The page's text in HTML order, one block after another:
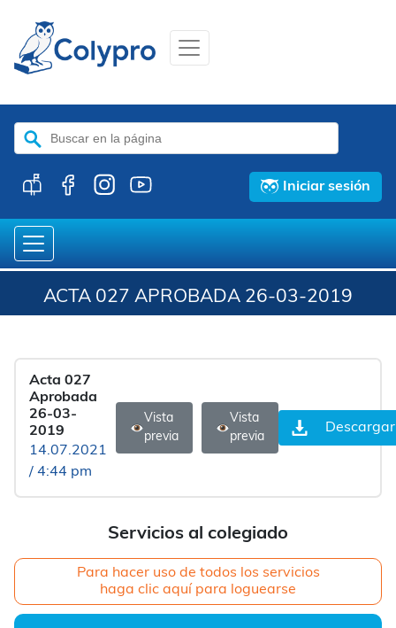
Buscar:
Iniciar sesión
ACTA 027 APROBADA 26-03-2019
Servicios al colegiado
Para hacer uso de todos los servicios
haga clic aquí para loguearse
Acta 027
Aprobada
26-03-
2019
14.07.2021
/ 4:44 pm
Vista
previa
Vista
previa
Descargar